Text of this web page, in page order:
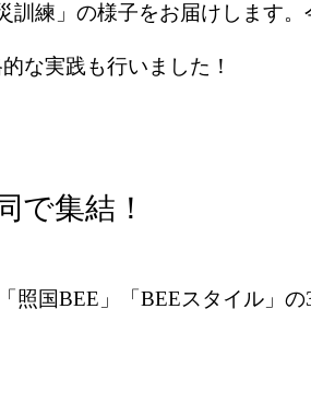
練」の様子をお届けします
な実践も行いました！
で集結！
照国BEE」「BEEスタイル」